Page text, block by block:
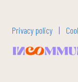
Privacy policy |